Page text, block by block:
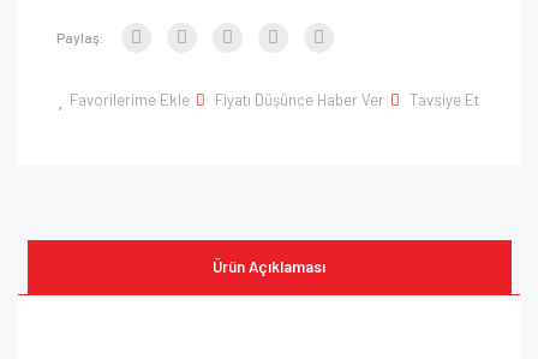
Paylaş:
Favorilerime Ekle Fiyatı Düşünce Haber Ver Tavsiye Et
Ürün Açıklaması